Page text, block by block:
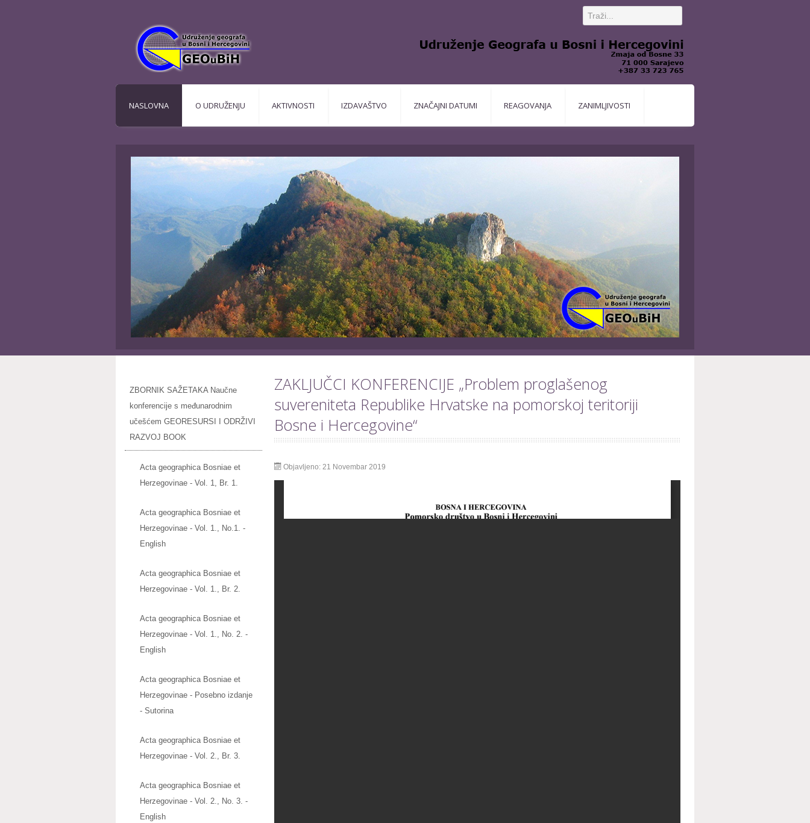
NASLOVNA O UDRUŽENJU AKTIVNOSTI IZDAVAŠTVO ZNAČAJNI DATUMI REAGOVANJA ZANIMLJIVOSTI
ZBORNIK SAŽETAKA Naučne
konferencije s međunarodnim
učešćem GEORESURSI I ODRŽIVI
RAZVOJ BOOK
Acta geographica Bosniae et
Herzegovinae - Vol. 1, Br. 1.
Acta geographica Bosniae et
Herzegovinae - Vol. 1., No.1. -
English
Acta geographica Bosniae et
Herzegovinae - Vol. 1., Br. 2.
Acta geographica Bosniae et
Herzegovinae - Vol. 1., No. 2. -
English
Acta geographica Bosniae et
Herzegovinae - Posebno izdanje
- Sutorina
Acta geographica Bosniae et
Herzegovinae - Vol. 2., Br. 3.
Acta geographica Bosniae et
Herzegovinae - Vol. 2., No. 3. -
English
ZAKLJUČCI KONFERENCIJE „Problem proglašenog
suvereniteta Republike Hrvatske na pomorskoj teritoriji
Bosne i Hercegovine“
Objavljeno: 21 Novembar 2019